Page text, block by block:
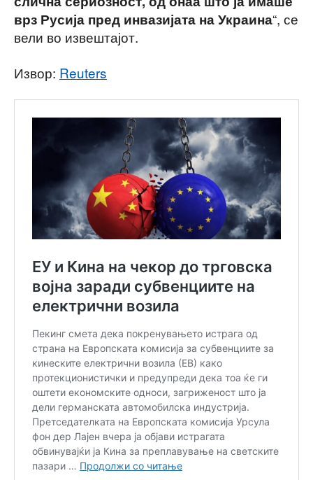
врз Русија пред инвазијата на Украина“, се
вели во извештајот.
Извор: Reuters